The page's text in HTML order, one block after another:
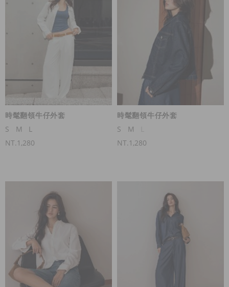
時髦翻領牛仔外套
S
M
L
NT.1,280
時髦翻領牛仔外套
S
M
NT.1,280